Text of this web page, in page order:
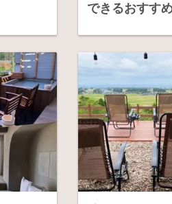
できるおすす